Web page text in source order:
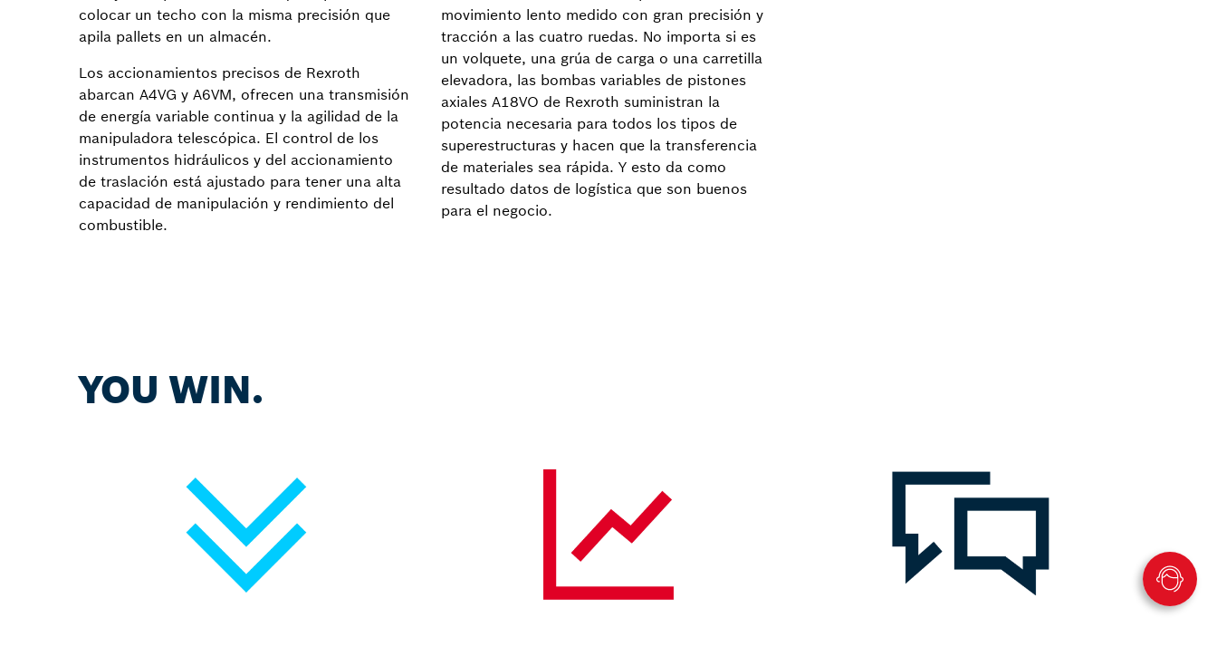
colocar un techo con la misma precisión que
apila pallets en un almacén.
Los accionamientos precisos de Rexroth
abarcan A4VG y A6VM, ofrecen una transmisión
de energía variable continua y la agilidad de la
manipuladora telescópica. El control de los
instrumentos hidráulicos y del accionamiento
de traslación está ajustado para tener una alta
capacidad de manipulación y rendimiento del
combustible.
movimiento lento medido con gran precisión y
tracción a las cuatro ruedas. No importa si es
un volquete, una grúa de carga o una carretilla
elevadora, las bombas variables de pistones
axiales A18VO de Rexroth suministran la
potencia necesaria para todos los tipos de
superestructuras y hacen que la transferencia
de materiales sea rápida. Y esto da como
resultado datos de logística que son buenos
para el negocio.
YOU WIN.